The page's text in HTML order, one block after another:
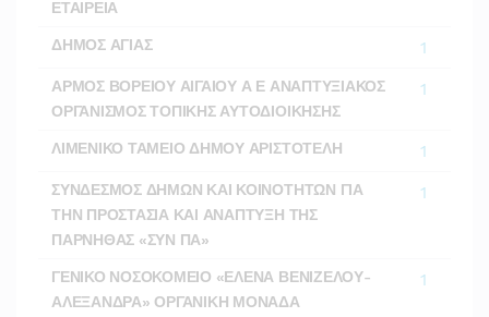
ΕΤΑΙΡΕΙΑ
ΔΗΜΟΣ ΑΓΙΑΣ 1
ΑΡΜΟΣ ΒΟΡΕΙΟΥ ΑΙΓΑΙΟΥ Α Ε ΑΝΑΠΤΥΞΙΑΚΟΣ
ΟΡΓΑΝΙΣΜΟΣ ΤΟΠΙΚΗΣ ΑΥΤΟΔΙΟΙΚΗΣΗΣ
1
ΛΙΜΕΝΙΚΟ ΤΑΜΕΙΟ ΔΗΜΟΥ ΑΡΙΣΤΟΤΕΛΗ 1
ΣΥΝΔΕΣΜΟΣ ΔΗΜΩΝ ΚΑΙ ΚΟΙΝΟΤΗΤΩΝ ΓΙΑ
ΤΗΝ ΠΡΟΣΤΑΣΙΑ ΚΑΙ ΑΝΑΠΤΥΞΗ ΤΗΣ
ΠΑΡΝΗΘΑΣ «ΣΥΝ ΠΑ»
1
ΓΕΝΙΚΟ ΝΟΣΟΚΟΜΕΙΟ «ΕΛΕΝΑ ΒΕΝΙΖΕΛΟΥ-
ΑΛΕΞΑΝΔΡΑ» ΟΡΓΑΝΙΚΗ ΜΟΝΑΔΑ
1